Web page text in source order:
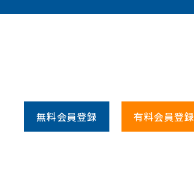
無料会員登録 有料会員登録